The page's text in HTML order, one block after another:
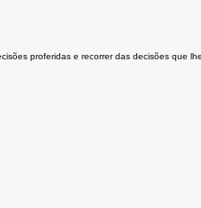
proferidas e recorrer das decisões que